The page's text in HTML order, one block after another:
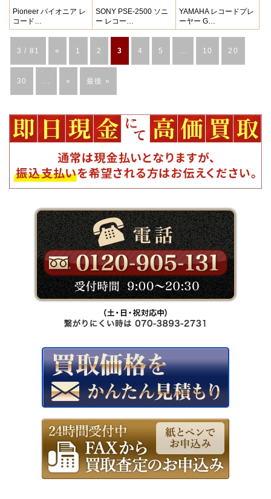
Pioneer パイオニア レ
コード…
SONY PSE-2500 ソニ
ー レコー…
YAMAHA レコードプレ
ーヤー G…
3 / 81 « 1 2 3 4 5 10 20
30 » 最後 »